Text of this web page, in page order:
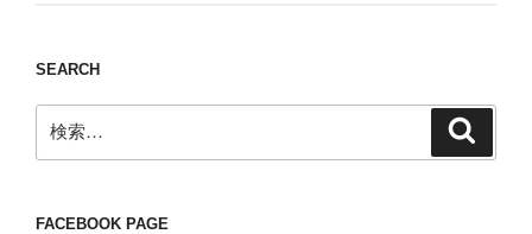
SEARCH
索:
FACEBOOK PAGE